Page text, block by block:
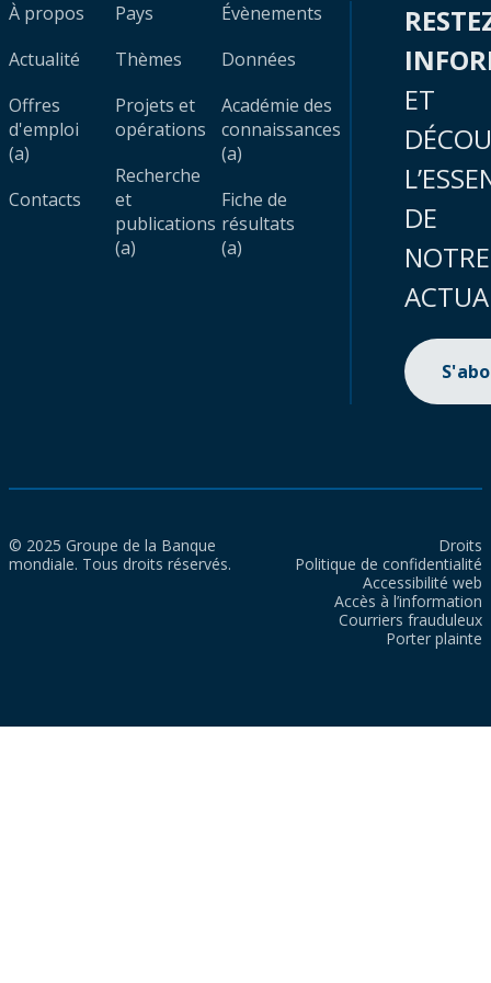
À propos
Actualité
Offres
d'emploi
(a)
Contacts
Pays
Thèmes
Projets et
opérations
Recherche
et
publications
(a)
Évènements
Données
Académie des
connaissances
(a)
Fiche de
résultats
(a)
ET
DE
NOTRE
© 2025 Groupe de la Banque
mondiale. Tous droits réservés.
Droits
Politique de confidentialité
Accessibilité web
Accès à l’information
Courriers frauduleux
Porter plainte